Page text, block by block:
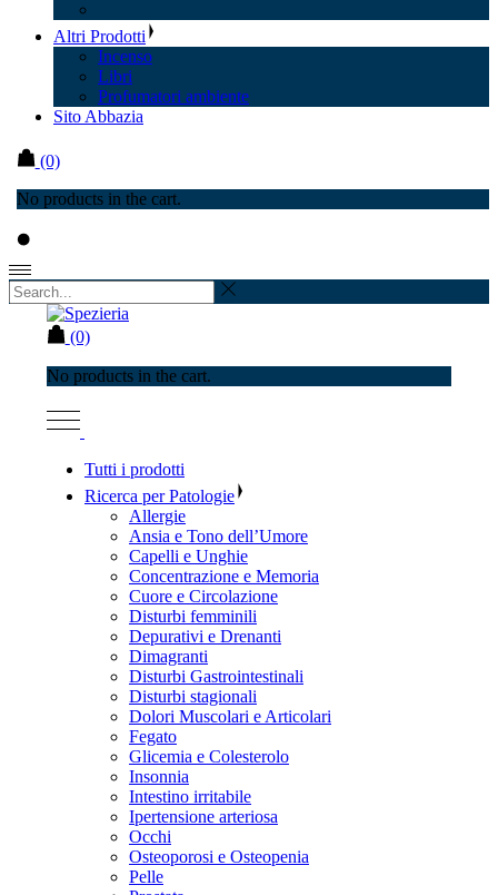
Altri Prodotti
Incenso
Libri
Profumatori ambiente
Sito Abbazia
(0)
No products in the cart.
(0)
No products in the cart.
Tutti i prodotti
Ricerca per Patologie
Allergie
Ansia e Tono dell’Umore
Capelli e Unghie
Concentrazione e Memoria
Cuore e Circolazione
Disturbi femminili
Depurativi e Drenanti
Dimagranti
Disturbi Gastrointestinali
Disturbi stagionali
Dolori Muscolari e Articolari
Fegato
Glicemia e Colesterolo
Insonnia
Intestino irritabile
Ipertensione arteriosa
Occhi
Osteoporosi e Osteopenia
Pelle